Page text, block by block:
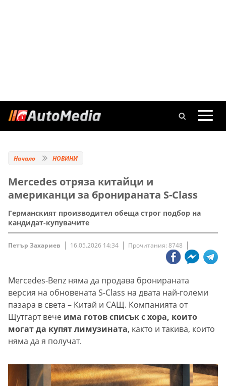
Начало НОВИНИ
Mercedes отряза китайци и
американци за бронираната S-Class
Германският производител обеща строг подбор на
кандидат-купувачите
Петър Захариев 16.05.2026 14:34 Прочитания: 8748
Mercedes-Benz няма да продава бронираната
версия на обновената S-Class на двата най-големи
пазара в света – Китай и САЩ. Компанията от
Щутгарт вече има готов списък с хора, които
могат да купят лимузината, както и такива, които
няма да я получат.